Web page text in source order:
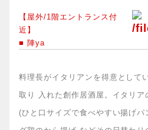
【屋外/1階エントランス付
近】
■ 陣ya
料理長がイタリアンを得意として
取り 入れた創作居酒屋。イタリア
(ひと口サイズで食べやすい揚げ